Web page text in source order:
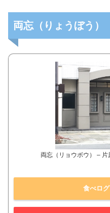
両忘（りょうぼう）
両忘（リョウボウ） – 片
食べロ